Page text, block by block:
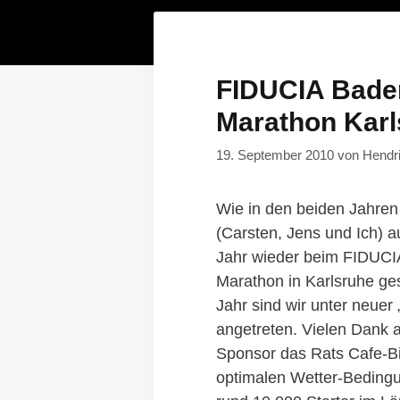
FIDUCIA
Marathon
19. September 2010 von
Wie in den beiden
(Carsten, Jens und Ich)
Jahr wieder beim
Marathon in Karlsruhe
Jahr sind wir unter neuer
angetreten. Vielen Dank
Sponsor das Rats Cafe-
optimalen Wetter-